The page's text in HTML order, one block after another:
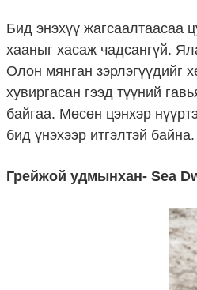
Бид энэхүү жагсаалтаасаа
хааныг хасаж чадсангүй.
Олон мянган зэрлэгүүдийг
хувиргасан гээд түүний
байгаа. Мөсөн цэнхэр
бид үнэхээр итгэлтэй байна.
Грейжой удмынхан- Sea